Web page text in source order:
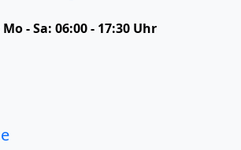
Mo - Sa: 06:00 - 17:30 Uhr